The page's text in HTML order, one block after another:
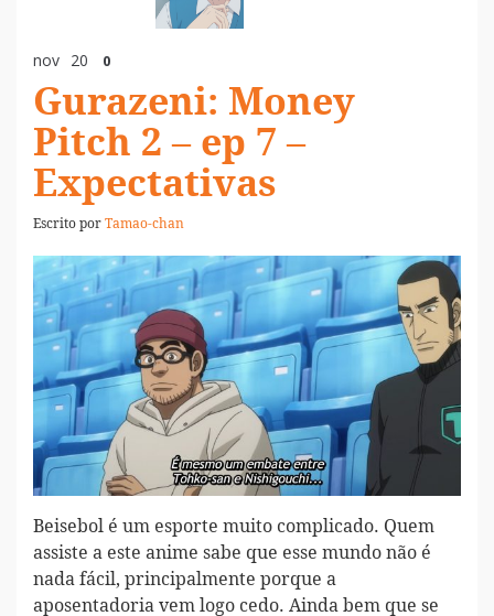
nov 20 0
Gurazeni: Money
Pitch 2 – ep 7 –
Expectativas
Escrito porTamao-chan
Beisebol é um esporte muito complicado. Quem
assiste a este anime sabe que esse mundo não é
nada fácil, principalmente porque a
aposentadoria vem logo cedo. Ainda bem que se